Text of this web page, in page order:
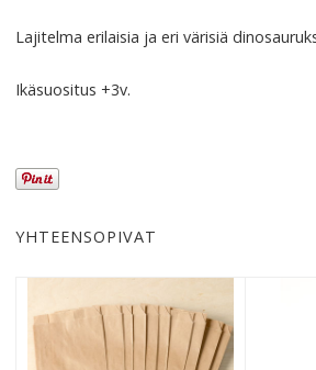
Lajitelma erilaisia ja eri värisiä
Ikäsuositus +3v.
YHTEENSOPIVAT